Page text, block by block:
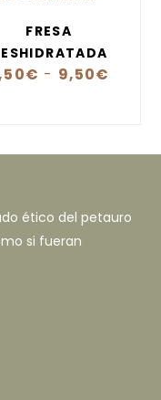
FRESA
€ - 9,50€
ético del petauro
si fueran